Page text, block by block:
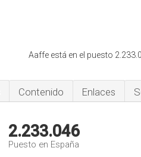
Aaffe está en el puesto
Contenido Enlaces
2.233.046
Puesto en España